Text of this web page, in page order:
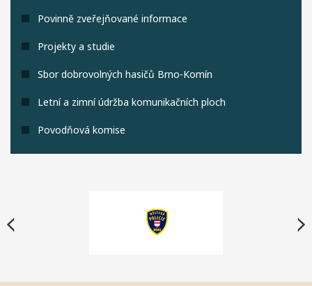
Povinně zveřejňované informace
Projekty a studie
Sbor dobrovolných hasičů Brno-Komín
Letní a zimní údržba komunikačních ploch
Povodňová komise